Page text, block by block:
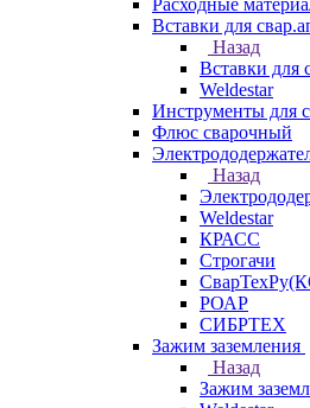
Расходные
Вставки для
Назад
Вставки для
Weldestar
Инструменты для
Флюс сварочный
Назад
Weldestar
КРАСС
Строгачи
РОАР
СИБРТЕХ
Зажим заземления
Назад
Зажим